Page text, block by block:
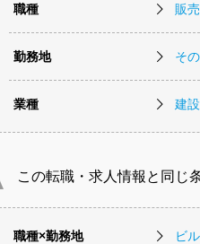
職種 販
勤務地 そ
業種 建
この転職・求人情報と同じ
職種×勤務地 ビ